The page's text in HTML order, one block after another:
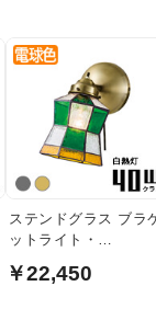
ステンドグラス ブラ
ットライト・
￥22,450